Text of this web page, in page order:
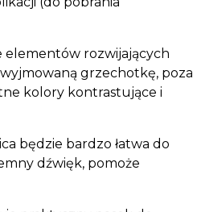
elementów rozwijających
wyjmowaną grzechotkę, poza
kolory kontrastujące i
będzie bardzo łatwa do
dźwięk, pomoże